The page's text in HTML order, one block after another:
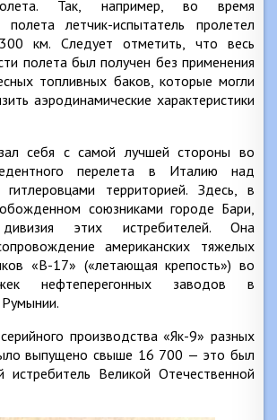
Так, например, во время
полета летчик-испытатель пролетел
км. Следует отметить, что весь
полета был получен без применения
топливных баков, которые могли
аэродинамические характеристики
себя с самой лучшей стороны во
перелета в Италию над
гитлеровцами территорией. Здесь, в
союзниками городе Бари,
дивизия этих истребителей. Она
американских тяжелых
«В-17» («летающая крепость») во
нефтеперегонных заводов в
производства «Як-9» разных
выпущено свыше 16 700 — это был
истребитель Великой Отечественной